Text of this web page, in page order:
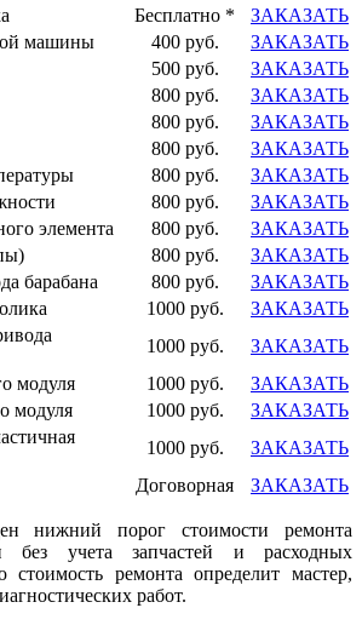
Бесплатно *
ЗАКАЗАТЬ
машины
400 руб.
ЗАКАЗАТЬ
500 руб.
ЗАКАЗАТЬ
800 руб.
ЗАКАЗАТЬ
800 руб.
ЗАКАЗАТЬ
800 руб.
ЗАКАЗАТЬ
800 руб.
ЗАКАЗАТЬ
800 руб.
ЗАКАЗАТЬ
элемента
800 руб.
ЗАКАЗАТЬ
800 руб.
ЗАКАЗАТЬ
барабана
800 руб.
ЗАКАЗАТЬ
1000 руб.
ЗАКАЗАТЬ
1000 руб.
ЗАКАЗАТЬ
модуля
1000 руб.
ЗАКАЗАТЬ
модуля
1000 руб.
ЗАКАЗАТЬ
1000 руб.
ЗАКАЗАТЬ
Договорная ЗАКАЗАТЬ
нижний порог стоимости ремонта
без учета запчастей и расходных
стоимость ремонта определит мастер,
работ.